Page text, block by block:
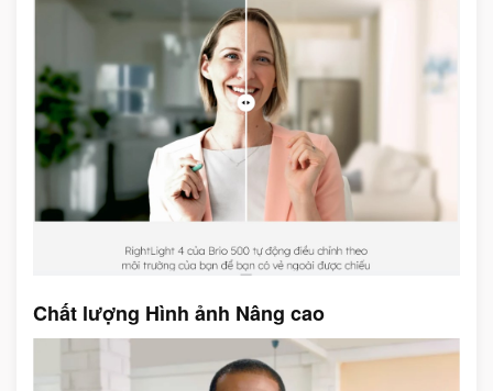
Chất lượng Hình ảnh Nâng cao